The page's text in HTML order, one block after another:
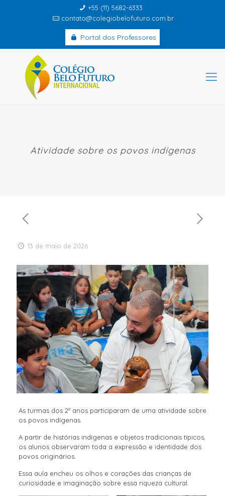
+55 (11) 5682-6333
contato@colegiobelofuturo.com.br
Portal dos Professores
Atividade sobre os povos indígenas
13 de maio de 2026
As turmas dos 2º anos participaram de uma atividade sobre
os povos indígenas.
A partir de histórias indígenas e objetos tradicionais típicos,
os alunos observaram toda a expressão e identidade dos
povos originários.
Essa aula encheu os olhos e corações das crianças de
curiosidade e imaginação sobre essa riqueza cultural.